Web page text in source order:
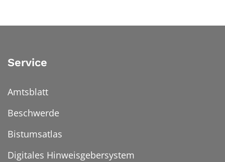
Service
Amtsblatt
Beschwerde
Bistumsatlas
Digitales Hinweisgebersystem